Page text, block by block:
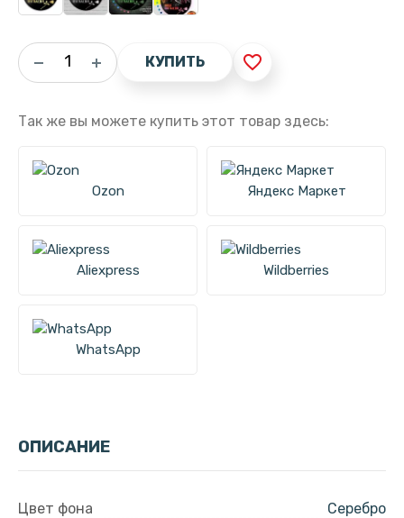
КУПИТЬ favorite_border
Так же вы можете купить этот товар здесь:
Ozon Яндекс Маркет
Aliexpress Wildberries
WhatsApp
ОПИСАНИЕ
Цвет фона
Серебро